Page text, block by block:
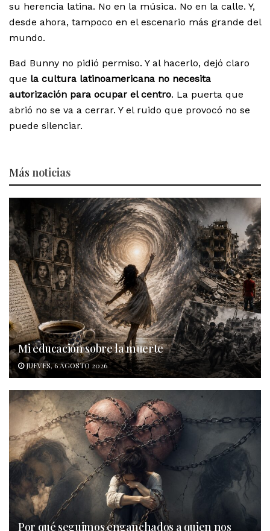
su herencia latina. No en la música. No en la calle. Y,
desde ahora, tampoco en el escenario más grande del
mundo.
Bad Bunny no pidió permiso. Y al hacerlo, dejó claro
que la cultura latinoamericana no necesita
autorización para ocupar el centro. La puerta que
abrió no se va a cerrar. Y el ruido que provocó no se
puede silenciar.
Más noticias
Mi educación sobre la muerte
JUEVES, 6 AGOSTO 2026
Por qué seguimos enganchados a quien nos